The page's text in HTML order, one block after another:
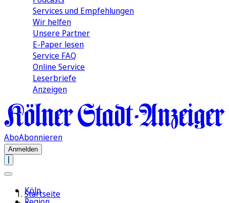
Services und Empfehlungen
Wir helfen
Unsere Partner
E-Paper lesen
Service FAQ
Online Service
Leserbriefe
Anzeigen
AboAbonnieren
Anmelden
Köln
Startseite